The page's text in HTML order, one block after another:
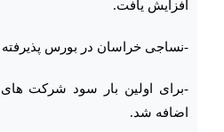
افزایش یافت.
-نساجی خراسان در بورس
-برای اولین بار سود شرکت های
اضافه شد.